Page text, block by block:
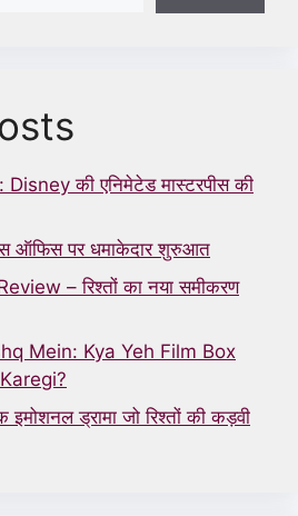
की एनिमेटेड मास्टरपीस की
ऑफिस पर धमाकेदार शुरुआत
– रिश्तों का नया समीकरण
Mein: Kya Yeh Film Box
ड्रामा जो रिश्तों की कड़वी